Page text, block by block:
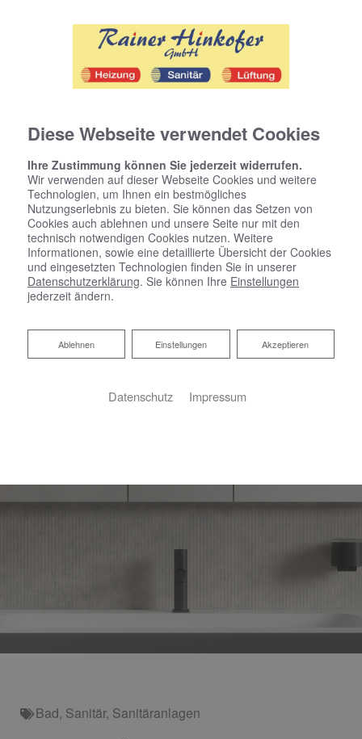
Bad, Sanitär, Sanitäranlagen
Diese Webseite verwendet Cookies
Ihre Zustimmung können Sie jederzeit widerrufen.
Wir verwenden auf dieser Webseite Cookies und weitere
Technologien, um Ihnen ein bestmögliches
Nutzungserlebnis zu bieten. Sie können das Setzen von
Cookies auch ablehnen und unsere Seite nur mit den
technisch notwendigen Cookies nutzen. Weitere
Informationen, sowie eine detaillierte Übersicht der Cookies
und eingesetzten Technologien finden Sie in unserer
Datenschutzerklärung. Sie können Ihre Einstellungen
jederzeit ändern.
Akzeptieren
Einstellungen
Ablehnen
Ablehnen
Datenschutz Impressum